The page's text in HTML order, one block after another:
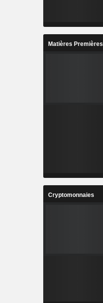
Matières Premières
Cryptomonnaies